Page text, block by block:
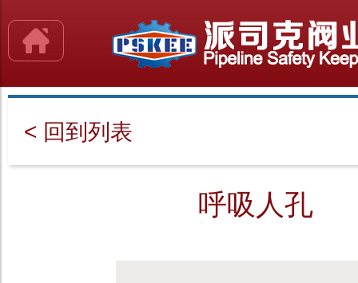
< 回到列表
呼吸人孔